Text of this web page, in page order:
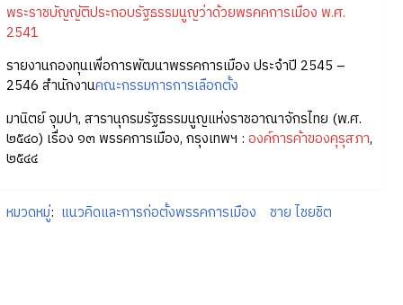
พระราชบัญญัติประกอบรัฐธรรมนูญว่าด้วยพรคคการเมือง พ.ศ.
2541
รายงานกองทุนเพื่อการพัฒนาพรรคการเมือง ประจำปี 2545 –
2546 สำนักงานคณะกรรมการการเลือกตั้ง
มานิตย์ จุมปา, สารานุกรมรัฐธรรมนูญแห่งราชอาณาจักรไทย (พ.ศ.
๒๕๔๐) เรื่อง ๑๓ พรรคการเมือง, กรุงเทพฯ : องค์การค้าของคุรุสภา,
๒๕๔๔
หมวดหมู่: แนวคิดและการก่อตั้งพรรคการเมือง ชาย ไชยชิต